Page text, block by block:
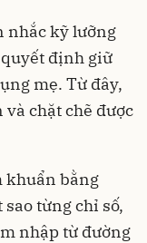
nhắc kỹ lưỡng
định giữ
mẹ. Từ đây,
chặt chẽ được
khuẩn bằng
từng chỉ số,
nhập từ đường